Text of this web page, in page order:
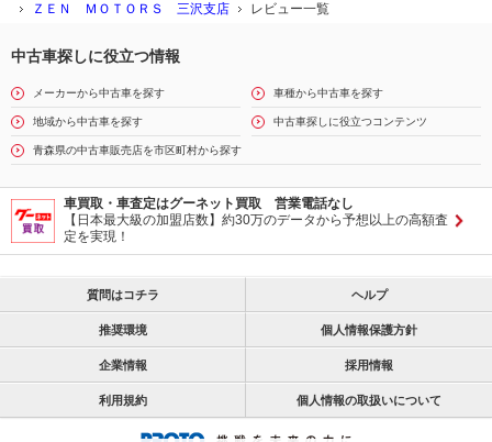
ＺＥＮ ＭＯＴＯＲＳ 三沢支店
レビュー一覧
中古車探しに役立つ情報
メーカーから中古車を探す 車種から中古車を探す
地域から中古車を探す 中古車探しに役立つコンテンツ
青森県の中古車販売店を市区町村から探す
車買取・車査定はグーネット買取 営業電話なし
【日本最大級の加盟店数】約30万のデータから予想以上の高額査
定を実現！
質問はコチラ ヘルプ
推奨環境 個人情報保護方針
企業情報 採用情報
利用規約 個人情報の取扱いについて